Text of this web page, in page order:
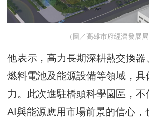
（圖／高雄市府經濟發展局
他表示，高力長期深耕熱交換器
燃料電池及能源設備等領域，具
力。此次進駐橋頭科學園區，不
AI與能源應用市場前景的信心，